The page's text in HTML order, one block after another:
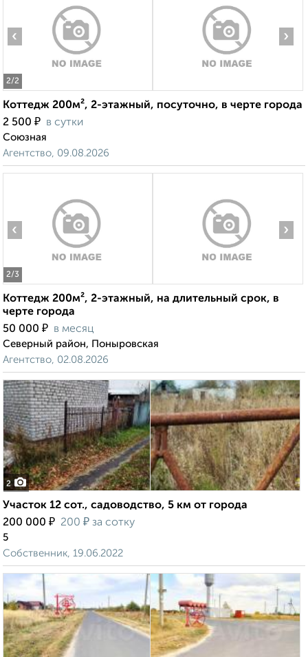
2/2
‹ ›
Коттедж 200м², 2-этажный, посуточно, в черте города
2 500 ₽ в сутки
Союзная
Агентство, 09.08.2026
2/3
‹ ›
Коттедж 200м², 2-этажный, на длительный срок, в
черте города
50 000 ₽ в месяц
Северный район, Поныровская
Агентство, 02.08.2026
2
Участок 12 сот., садоводство, 5 км от города
200 000 ₽ 200 ₽ за сотку
5
Собственник, 19.06.2022